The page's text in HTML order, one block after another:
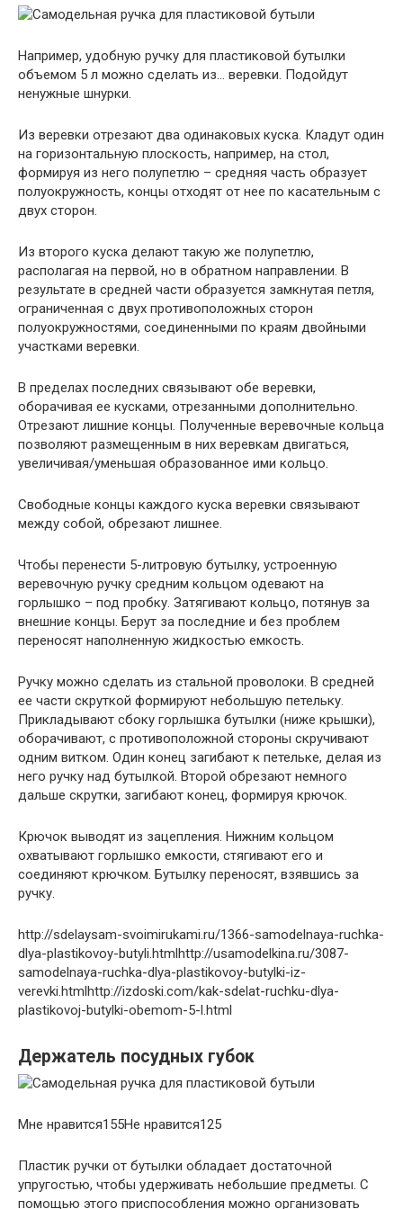
Например, удобную ручку для пластиковой бутылки
объемом 5 л можно сделать из… веревки. Подойдут
ненужные шнурки.
Из веревки отрезают два одинаковых куска. Кладут один
на горизонтальную плоскость, например, на стол,
формируя из него полупетлю – средняя часть образует
полуокружность, концы отходят от нее по касательным с
двух сторон.
Из второго куска делают такую же полупетлю,
располагая на первой, но в обратном направлении. В
результате в средней части образуется замкнутая петля,
ограниченная с двух противоположных сторон
полуокружностями, соединенными по краям двойными
участками веревки.
В пределах последних связывают обе веревки,
оборачивая ее кусками, отрезанными дополнительно.
Отрезают лишние концы. Полученные веревочные кольца
позволяют размещенным в них веревкам двигаться,
увеличивая/уменьшая образованное ими кольцо.
Свободные концы каждого куска веревки связывают
между собой, обрезают лишнее.
Чтобы перенести 5-литровую бутылку, устроенную
веревочную ручку средним кольцом одевают на
горлышко – под пробку. Затягивают кольцо, потянув за
внешние концы. Берут за последние и без проблем
переносят наполненную жидкостью емкость.
Ручку можно сделать из стальной проволоки. В средней
ее части скруткой формируют небольшую петельку.
Прикладывают сбоку горлышка бутылки (ниже крышки),
оборачивают, с противоположной стороны скручивают
одним витком. Один конец загибают к петельке, делая из
него ручку над бутылкой. Второй обрезают немного
дальше скрутки, загибают конец, формируя крючок.
Крючок выводят из зацепления. Нижним кольцом
охватывают горлышко емкости, стягивают его и
соединяют крючком. Бутылку переносят, взявшись за
ручку.
http://sdelaysam-svoimirukami.ru/1366-samodelnaya-ruchka-
dlya-plastikovoy-butyli.htmlhttp://usamodelkina.ru/3087-
samodelnaya-ruchka-dlya-plastikovoy-butylki-iz-
verevki.htmlhttp://izdoski.com/kak-sdelat-ruchku-dlya-
plastikovoj-butylki-obemom-5-l.html
Держатель посудных губок
Мне нравится155Не нравится125
Пластик ручки от бутылки обладает достаточной
упругостью, чтобы удерживать небольшие предметы. С
помощью этого приспособления можно организовать